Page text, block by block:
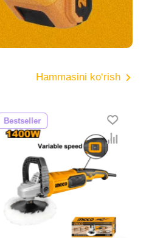
Hammasini ko‘rish
Bestseller